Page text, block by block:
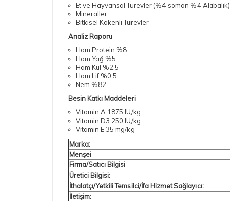
Et ve Hayvansal Türevler (%4 somon %4 Alabalık)
Mineraller
Bitkisel Kökenli Türevler
Analiz Raporu
Ham Protein %8
Ham Yağ %5
Ham Kül %2,5
Ham Lif %0,5
Nem %82
Besin Katkı Maddeleri
Vitamin A 1875 IU/kg
Vitamin D3 250 IU/kg
Vitamin E 35 mg/kg
Marka:
Menşei
Firma/Satıcı Bilgisi
Üretici Bilgisi:
İthalatçı/Yetkili Temsilci/İfa Hizmet Sağlayıcı:
İletişim: